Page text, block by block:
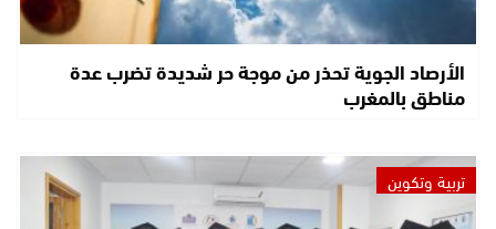
الأرصاد الجوية تحذر من موجة حر شديدة تضرب عدة
مناطق بالمغرب
تربية وتكوين